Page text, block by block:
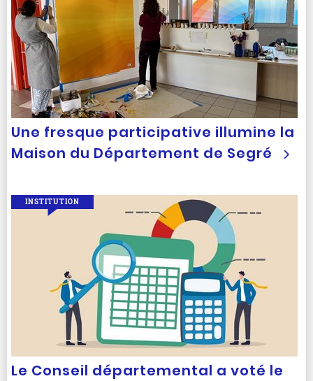
Une fresque participative illumine la
Maison du Département de Segré
Le Conseil départemental a voté le
INSTITUTION